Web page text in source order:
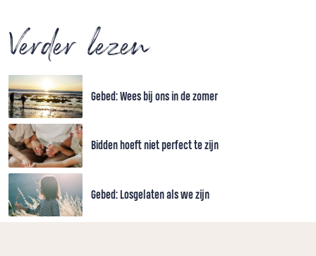
Verder lezen
Gebed: Wees bij ons in de zomer
Bidden hoeft niet perfect te zijn
Gebed: Losgelaten als we zijn